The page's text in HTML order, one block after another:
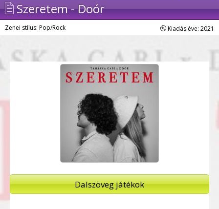
Szeretem - Doór
Zenei stílus: Pop/Rock Kiadás éve: 2021
Dalszöveg játékok